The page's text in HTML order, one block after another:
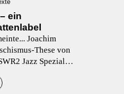
ein
Joachim
These von
Jazz Spezial